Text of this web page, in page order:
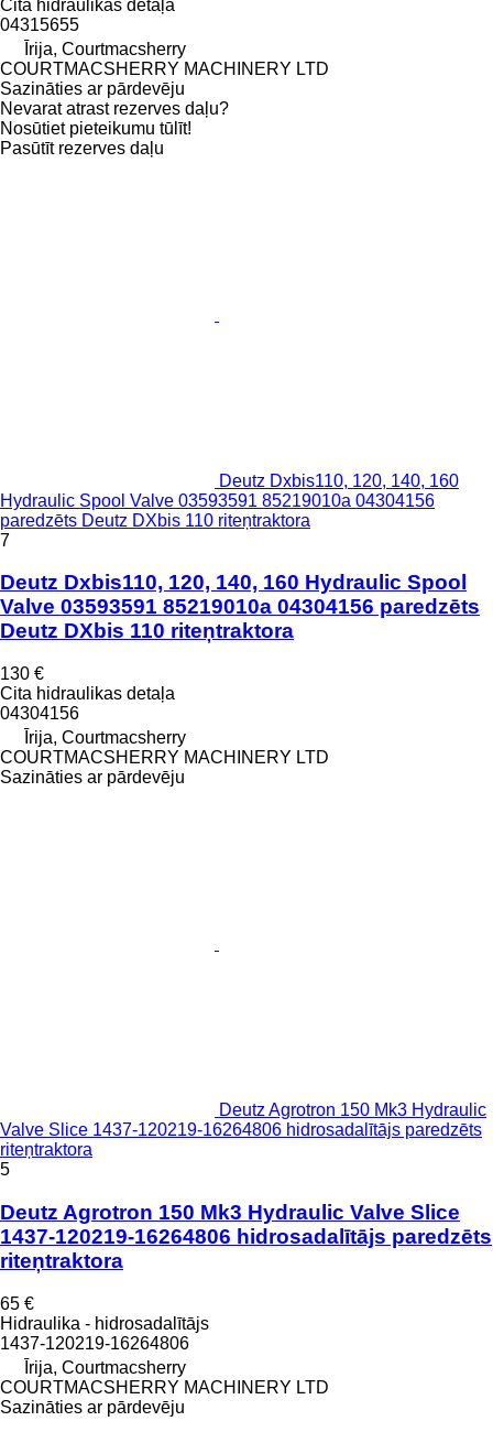
Cita hidraulikas detaļa
04315655
Īrija, Courtmacsherry
COURTMACSHERRY MACHINERY LTD
Sazināties ar pārdevēju
Nevarat atrast rezerves daļu?
Nosūtiet pieteikumu tūlīt!
Pasūtīt rezerves daļu
Deutz Dxbis110, 120, 140, 160
Hydraulic Spool Valve 03593591 85219010a 04304156
paredzēts Deutz DXbis 110 riteņtraktora
7
Deutz Dxbis110, 120, 140, 160 Hydraulic Spool
Valve 03593591 85219010a 04304156 paredzēts
Deutz DXbis 110 riteņtraktora
130 €
Cita hidraulikas detaļa
04304156
Īrija, Courtmacsherry
COURTMACSHERRY MACHINERY LTD
Sazināties ar pārdevēju
Deutz Agrotron 150 Mk3 Hydraulic
Valve Slice 1437-120219-16264806 hidrosadalītājs paredzēts
riteņtraktora
5
Deutz Agrotron 150 Mk3 Hydraulic Valve Slice
1437-120219-16264806 hidrosadalītājs paredzēts
riteņtraktora
65 €
Hidraulika - hidrosadalītājs
1437-120219-16264806
Īrija, Courtmacsherry
COURTMACSHERRY MACHINERY LTD
Sazināties ar pārdevēju